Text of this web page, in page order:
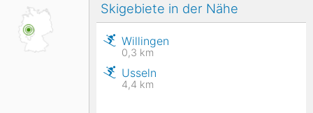
Skigebiete in der Nähe
Willingen
0,3 km
Usseln
4,4 km
Liechtenstein